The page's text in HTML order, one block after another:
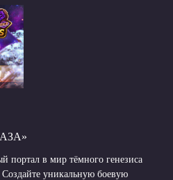
портал в мир тёмного генезиса
уникальную боевую